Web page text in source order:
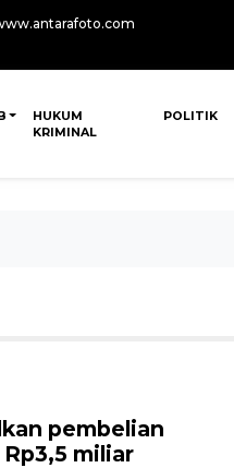
HUKUM
KRIMINAL
POLITIK
pembelian
miliar